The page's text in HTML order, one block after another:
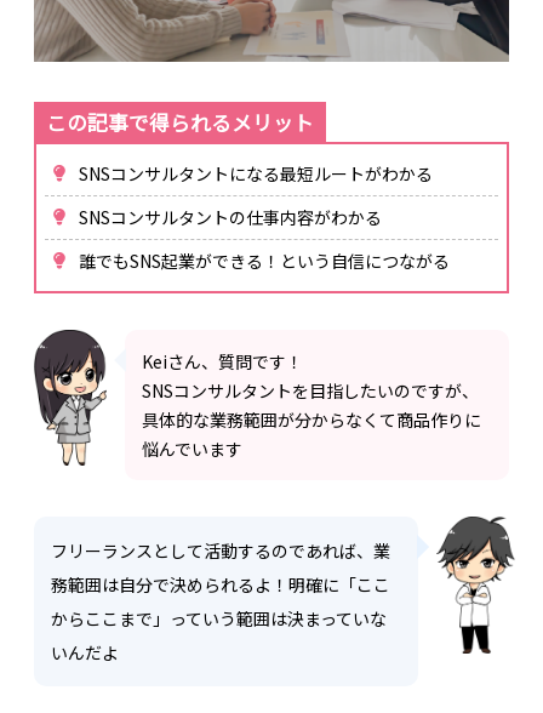
SNSコンサルタントになる最短ルートがわかる
SNSコンサルタントの仕事内容がわかる
誰でもSNS起業ができる！という自信につながる
Keiさん、質問です！
SNSコンサルタントを目指したいのですが、
具体的な業務範囲が分からなくて商品作りに
悩んでいます
フリーランスとして活動するのであれば、業
務範囲は自分で決められるよ！明確に「ここ
からここまで」っていう範囲は決まっていな
いんだよ